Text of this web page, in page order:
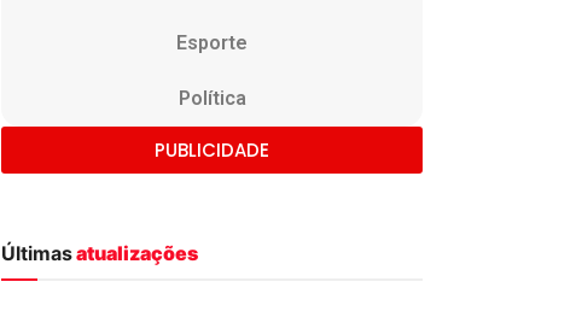
Esporte
Política
PUBLICIDADE
Últimasatualizações